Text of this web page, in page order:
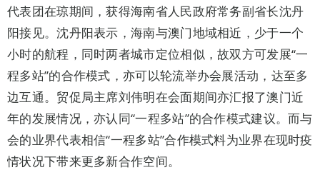
代表团在琼期间，获得海南省人民政府常务副省长沈丹
阳接见。沈丹阳表示，海南与澳门地域相近，少于一个
小时的航程，同时两者城市定位相似，故双方可发展“一
程多站”的合作模式，亦可以轮流举办会展活动，达至多
边互通。贸促局主席刘伟明在会面期间亦汇报了澳门近
年的发展情况，亦认同“一程多站”的合作模式建议。而与
会的业界代表相信“一程多站”合作模式料为业界在现时疫
情状况下带来更多新合作空间。